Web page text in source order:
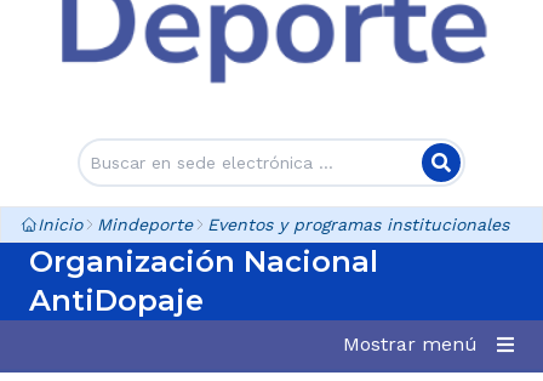
Inicio Mindeporte Eventos y programas institucionales
Organización Nacional
AntiDopaje
Mostrar menú